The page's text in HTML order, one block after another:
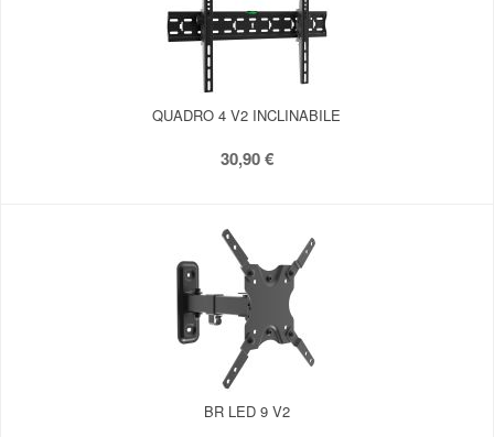
QUADRO 4 V2 INCLINABILE
30,90 €
BR LED 9 V2